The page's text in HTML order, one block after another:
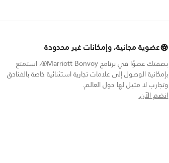
عضوية مجانية، وإمكانات غير محدودة
بصفتك عضوًا في برنامج Marriott Bonvoy®، استمتع
بإمكانية الوصول إلى علامات تجارية استثنائية خاصة بالفنادق
وتجارب لا مثيل لها حول العالم.
انضم الآن.opens in new window